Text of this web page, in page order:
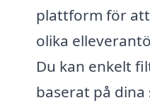
plattform för
olika
Du kan enkelt
baserat på dina